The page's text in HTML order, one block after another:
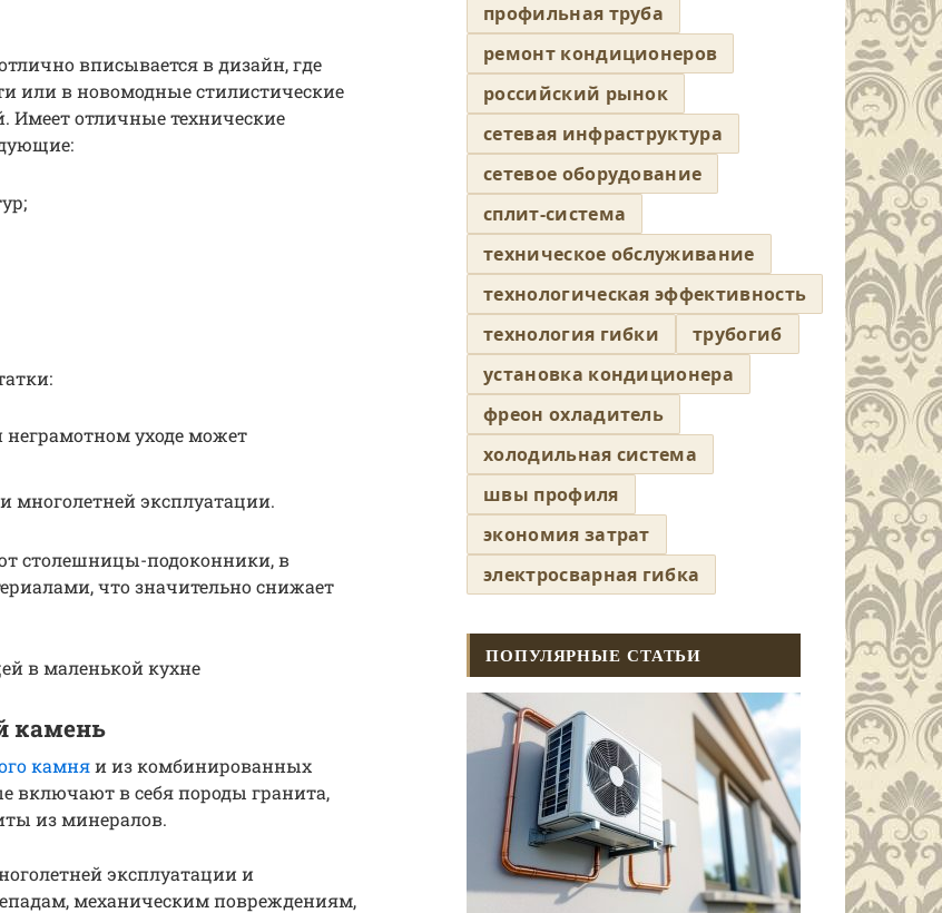
вписывается в дизайн, где
или в новомодные стилистические
Имеет отличные технические
уходе может
многолетней эксплуатации.
столешницы-подоконники, в
что значительно снижает
в маленькой кухне
камень
камняи из комбинированных
включают в себя породы гранита,
из минералов.
эксплуатации и
механическим повреждениям,
профильная труба
ремонт кондиционеров
российский рынок
сетевая инфраструктура
сетевое оборудование
сплит-система
техническое обслуживание
технологическая эффективность
технология гибки
трубогиб
установка кондиционера
фреон охладитель
холодильная система
швы профиля
экономия затрат
электросварная гибка
ПОПУЛЯРНЫЕ СТАТЬИ